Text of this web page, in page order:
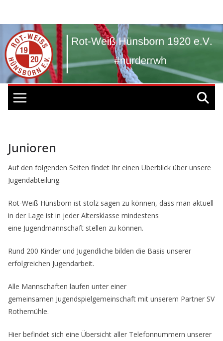
springen
Junioren
Auf den folgenden Seiten findet Ihr einen Überblick über unsere
Jugendabteilung.
Rot-Weiß Hünsborn ist stolz sagen zu können, dass man aktuell
in der Lage ist in jeder Altersklasse mindestens
eine Jugendmannschaft stellen zu können.
Rund 200 Kinder und Jugendliche bilden die Basis unserer
erfolgreichen Jugendarbeit.
Alle Mannschaften laufen unter einer
gemeinsamen Jugendspielgemeinschaft mit unserem Partner SV
Rothemühle.
Hier befindet sich eine Übersicht aller Telefonnummern unserer